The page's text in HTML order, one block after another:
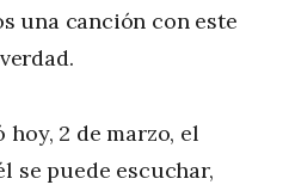
una canción con este
2 de marzo, el
se puede escuchar,